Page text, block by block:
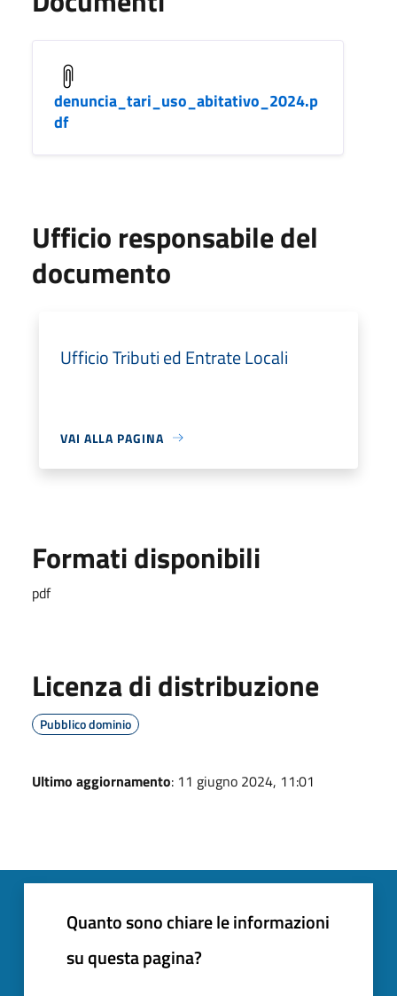
denuncia_tari_uso_abitativo_2024.p
df
Ufficio responsabile del
documento
Ufficio Tributi ed Entrate Locali
VAI ALLA PAGINA
Formati disponibili
pdf
Licenza di distribuzione
Pubblico dominio
Ultimo aggiornamento: 11 giugno 2024, 11:01
Quanto sono chiare le informazioni
su questa pagina?